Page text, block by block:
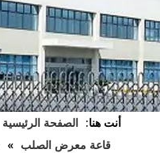
أنت هنا: الصفحة الرئيسية
قاعة معرض الصلب »